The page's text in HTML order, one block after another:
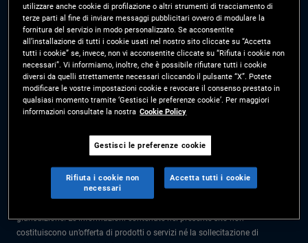
Methodology
Prima dell’adesione leggere il Prospetto e il Documento contenente le
informazioni chiave per l'investitore (KIID) disponibili presso i Collocatori.
Le informazioni nel presente sito sono rivolte solo a soggetti residenti in
Italia.
Tutto il materiale contenuto nel presente sito ha scopo meramente
informativo e non è da intendersi come una consulenza di investimento.
investitori dovrebbero rivolgersi a un consulente finanziario.
giurisdizione. Le informazioni contenute nel presente sito non
costituiscono un’offerta di prodotti o servizi né la sollecitazione di
utilizzare anche cookie di profilazione o altri strumenti di tracciamento di
terze parti al fine di inviare messaggi pubblicitari ovvero di modulare la
fornitura del servizio in modo personalizzato. Se acconsentite
all’installazione di tutti i cookie usati nel nostro sito cliccate su “Accetta
tutti i cookie” se, invece, non vi acconsentite cliccate su “Rifiuta i cookie non
necessari”. Vi informiamo, inoltre, che è possibile rifiutare tutti i cookie
diversi da quelli strettamente necessari cliccando il pulsante “X”. Potete
modificare le vostre impostazioni cookie e revocare il consenso prestato in
qualsiasi momento tramite ‘Gestisci le preferenze cookie’. Per maggiori
informazioni consultate la nostra Cookie Policy
Gestisci le preferenze cookie
Rifiuta i cookie non
necessari
Accetta tutti i cookie